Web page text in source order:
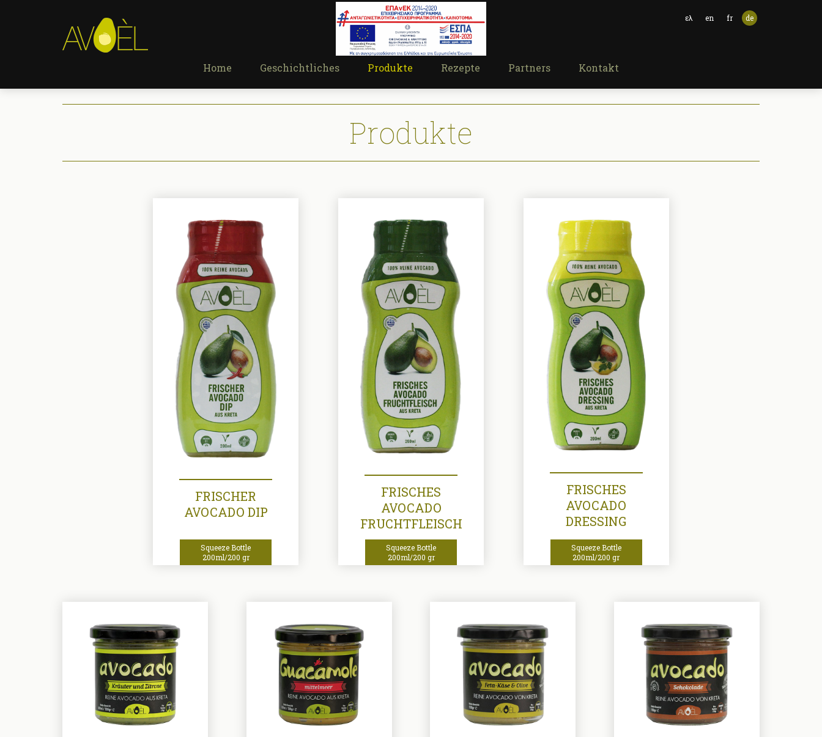
Home Geschichtliches Produkte Rezepte Partners Kontakt
ελ en fr de
Produkte
FRISCHER
AVOCADO DIP
Squeeze Bottle
200ml/200 gr
FRISCHES
AVOCADO
FRUCHTFLEISCH
Squeeze Bottle
200ml/200 gr
FRISCHES
AVOCADO
DRESSING
Squeeze Bottle
200ml/200 gr